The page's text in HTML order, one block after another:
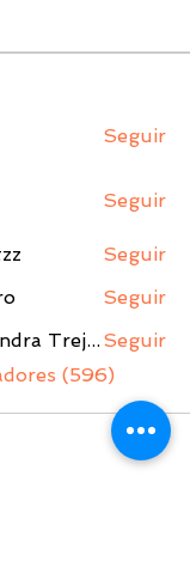
Seguir
Seguir
Seguir
Seguir
Denisse Alejandra Trejo Lopez Seguir
(596)